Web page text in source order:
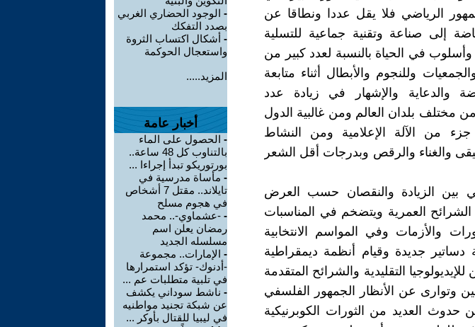
الرياضي فلا يقل عددا ونطاقا عن
إلى صناعة وتقنية جماعية للتسلية
في الحياة بالنسبة لعدد كبير من
وللنجوم والأبطال أثناء متابعة
والدعاية والإشهار في زيادة عدد
مختلف بلدان العالم ومن غالبية الدول
جزء من الآلة الإعلامية ومن النشاط
والغناء والرقص وبدرجات أقل الشعر
بين الزيادة والنقصان حسب العرض
العمرية ويتضخم في المناسبات
والأزمات وفي المواسم الانتخابية
دساتير جديدة وقيام أنظمة ديمقراطية
التقليدية والشرائح المتقدمة
وتوارى عن الأنظار الجمهور الفلسفي
العديد من الثورات الكوبرنيكية
- الوجود الحضاري الغربي
بصدد التفكك
- أشكال اكتساب الثروة
واستعجال الحوكمة
المزيد.....
أخبار عامة
- الحصول على الماء
بالتناوب كل 48 ساعة..
بورتوريكو تبدأ إجراءا ...
- مأساة مدرسية في
تايلاند.. مقتل 7 أشخاص
في هجوم مسلح
- -عشماوي-.. محمد
رمضان يعلن اسم
مسلسله الجديد
- الإمارات.. مجموعة
-أدنوك- تؤكد استمرارها
في تلبية متطلبات عم ...
- ناشط سوداني يكشف
عن شبكة تجنيد مواطنيه
في ليبيا للقتال بأوكر ...